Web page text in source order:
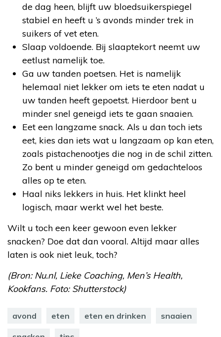
de dag heen, blijft uw bloedsuikerspiegel
stabiel en heeft u ’s avonds minder trek in
suikers of vet eten.
Slaap voldoende. Bij slaaptekort neemt uw
eetlust namelijk toe.
Ga uw tanden poetsen. Het is namelijk
helemaal niet lekker om iets te eten nadat u
uw tanden heeft gepoetst. Hierdoor bent u
minder snel geneigd iets te gaan snaaien.
Eet een langzame snack. Als u dan toch iets
eet, kies dan iets wat u langzaam op kan eten,
zoals pistachenootjes die nog in de schil zitten.
Zo bent u minder geneigd om gedachteloos
alles op te eten.
Haal niks lekkers in huis. Het klinkt heel
logisch, maar werkt wel het beste.
Wilt u toch een keer gewoon even lekker
snacken? Doe dat dan vooral. Altijd maar alles
laten is ook niet leuk, toch?
(Bron: Nu.nl, Lieke Coaching, Men’s Health,
Kookfans. Foto: Shutterstock)
avond eten eten en drinken snaaien